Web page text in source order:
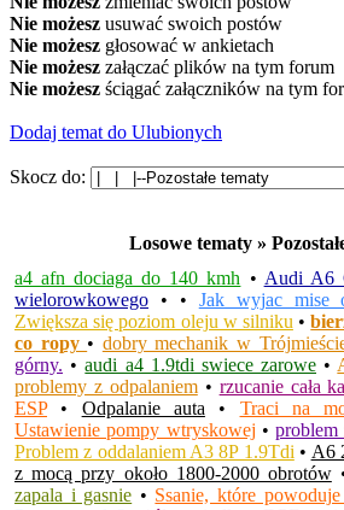
Nie możesz usuwać swoich postów
Nie możesz głosować w ankietach
Nie możesz załączać plików na tym forum
Nie możesz ściągać załączników na tym
Dodaj temat do Ulubionych
Skocz do:
Losowe tematy »
a4 afn dociaga do 140 kmh • Audi A6
wielorowkowego • • Jak wyjac mise
Zwiększa się poziom oleju w silniku •
co ropy • dobry mechanik w
górny. •audi a4 1.9tdi swiece zarowe •
problemy z odpalaniem• rzucanie cała
ESP• Odpalanie auta • Traci na
Ustawienie pompy wtryskowej • problem
Problem z oddalaniem A3 8P 1.9Tdi • A6
z mocą przy około 1800-2000 obrotów
zapala i gasnie • Ssanie, które